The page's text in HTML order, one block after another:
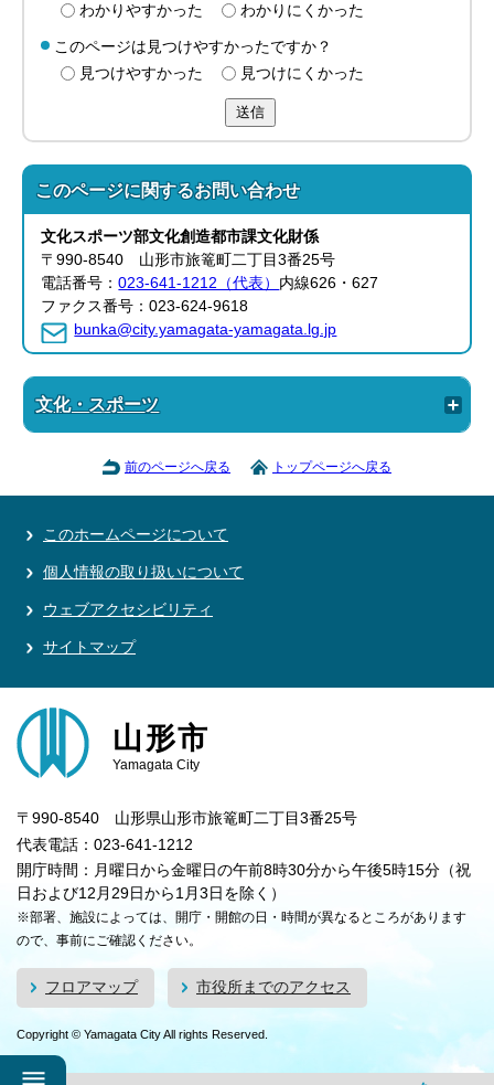
わかりやすかった
わかりにくかった
このページは見つけやすかったですか？
見つけやすかった
見つけにくかった
送信
このページに関するお問い合わせ
文化スポーツ部文化創造都市課文化財係
〒990-8540 山形市旅篭町二丁目3番25号
電話番号：023-641-1212（代表） 内線626・627
ファクス番号：023-624-9618
bunka@city.yamagata-yamagata.lg.jp
文化・スポーツ
前のページへ戻る トップページへ戻る
このホームページについて
個人情報の取り扱いについて
ウェブアクセシビリティ
サイトマップ
山形市
Yamagata City
〒990-8540 山形県山形市旅篭町二丁目3番25号
代表電話：023-641-1212
開庁時間：月曜日から金曜日の午前8時30分から午後5時15分（祝
日および12月29日から1月3日を除く）
※部署、施設によっては、開庁・開館の日・時間が異なるところがあります
ので、事前にご確認ください。
フロアマップ 市役所までのアクセス
Copyright © Yamagata City All rights Reserved.